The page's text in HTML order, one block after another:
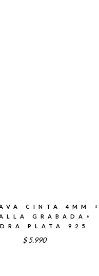
CINTA 4MM +
GRABADA+
PLATA 925
$ 5.990